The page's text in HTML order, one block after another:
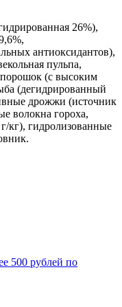
26%),
антиоксидантов),
пульпа,
(с высоким
(дегидрированный
дрожжи (источник
волокна гороха,
кг), гидролизованные